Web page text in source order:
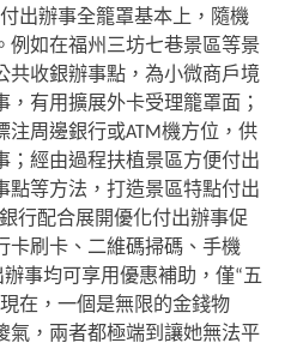
出辦事全籠罩基本上，隨機
例如在福州三坊七巷景區等景
共收銀辦事點，為小微商戶境
有用擴展外卡受理籠罩面；
注周邊銀行或ATM機方位，供
；經由過程扶植景區方便付出
點等方法，打造景區特點付出
行配合展開優化付出辦事促
卡刷卡、二維碼掃碼、手機
辦事均可享用優惠補助，僅“五
在，一個是無限的金錢物
氣，兩者都極端到讓她無法平